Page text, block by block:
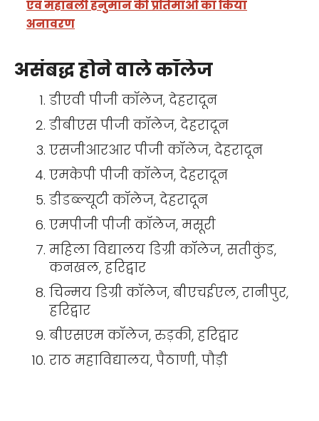
एवं महाबली हनुमान की प्रतिमाओं का किया
अनावरण
असंबद्ध होने वाले कॉलेज
डीएवी पीजी कॉलेज, देहरादून
डीबीएस पीजी कॉलेज, देहरादून
एसजीआरआर पीजी कॉलेज, देहरादून
एमकेपी पीजी कॉलेज, देहरादून
डीडब्ल्यूटी कॉलेज, देहरादून
एमपीजी पीजी कॉलेज, मसूरी
महिला विद्यालय डिग्री कॉलेज, सतीकुंड,
कनखल, हरिद्वार
चिन्मय डिग्री कॉलेज, बीएचईएल, रानीपुर,
हरिद्वार
बीएसएम कॉलेज, रुड़की, हरिद्वार
राठ महाविद्यालय, पैठाणी, पौड़ी